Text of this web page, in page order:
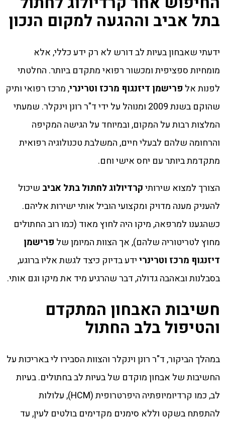
בתל אביב וההגעה למקום הנכון
ידעתי שאבחון בעיות לב דורש לא רק ידע כללי, אלא
מומחיות ספציפית ומכשור רפואי מתקדם ביותר. החלטתי
לפנות אל פרישמן דיזנגוף מרכז וטרינרי, מרכז רפואי ותיק
שהוקם בשנת 2009 ומנוהל על ידי ד"ר רונן וינקלר. שמעתי
המלצות רבות על המקום, ובמיוחד על הגישה המקיפה
והרחומה שלהם לבעלי חיים, המשלבת טכנולוגיה רפואית
מתקדמת ביותר עם יחס אישי וחם.
הצורך למצוא שירותיקרדיולוג לחתול בתל אביב שיכול
להעניק מענה מדויק ומקצועי הוביל אותי ישירות אליהם.
כשהגענו למרפאה, מיקו היה לחוץ מאוד (כמו רוב החתולים
מחוץ לטריטוריה שלהם), אך הצוות המיומן של פרישמן
דיזנגוף מרכז וטרינריידע בדיוק כיצד לגשת אליו ברוגע,
בסבלנות ובאהבה גדולה, דבר שהרגיע מיד את מיקו וגם אותי.
חשיבות האבחון המתקדם
והטיפול בלב החתול
במהלך הביקור, ד"ר רונן וינקלר והצוות הסבירו לי באריכות על
החשיבות של אבחון מוקדם של בעיות לב בחתולים. בעיות
לב, כמו קרדיומיופתיה היפרטרופית (HCM), עלולות
להתפתח בשקט וללא סימנים מקדימים בולטים לעין, עד